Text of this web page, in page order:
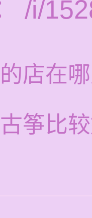
/i/
店在
筝比